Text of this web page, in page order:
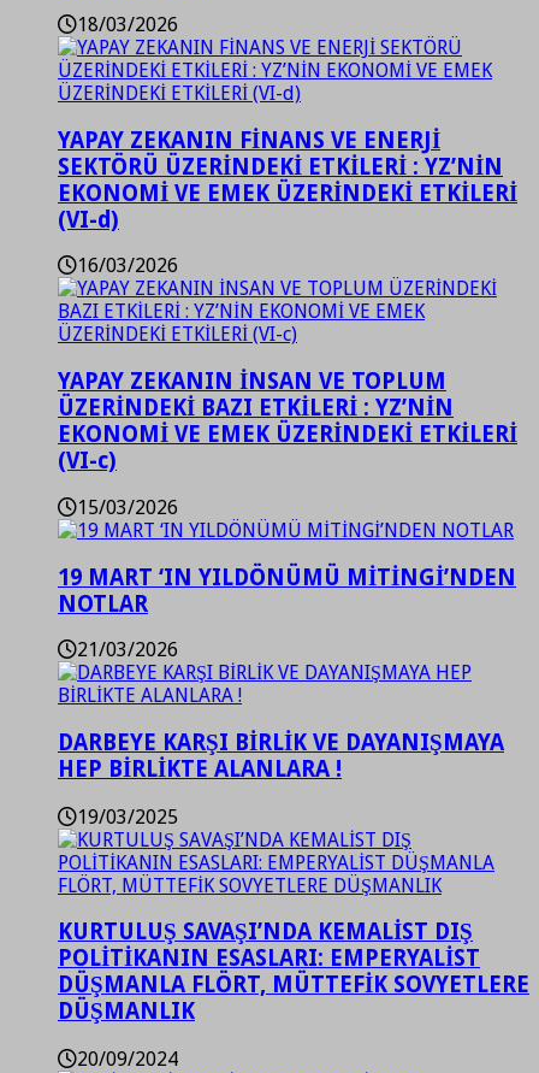
18/03/2026
YAPAY ZEKANIN FİNANS VE ENERJİ
SEKTÖRÜ ÜZERİNDEKİ ETKİLERİ : YZ’NİN
EKONOMİ VE EMEK ÜZERİNDEKİ ETKİLERİ
(VI-d)
16/03/2026
YAPAY ZEKANIN İNSAN VE TOPLUM
ÜZERİNDEKİ BAZI ETKİLERİ : YZ’NİN
EKONOMİ VE EMEK ÜZERİNDEKİ ETKİLERİ
(VI-c)
15/03/2026
19 MART ‘IN YILDÖNÜMÜ MİTİNGİ’NDEN
NOTLAR
21/03/2026
DARBEYE KARŞI BİRLİK VE DAYANIŞMAYA
HEP BİRLİKTE ALANLARA !
19/03/2025
KURTULUŞ SAVAŞI’NDA KEMALİST DIŞ
POLİTİKANIN ESASLARI: EMPERYALİST
DÜŞMANLA FLÖRT, MÜTTEFİK SOVYETLERE
DÜŞMANLIK
20/09/2024